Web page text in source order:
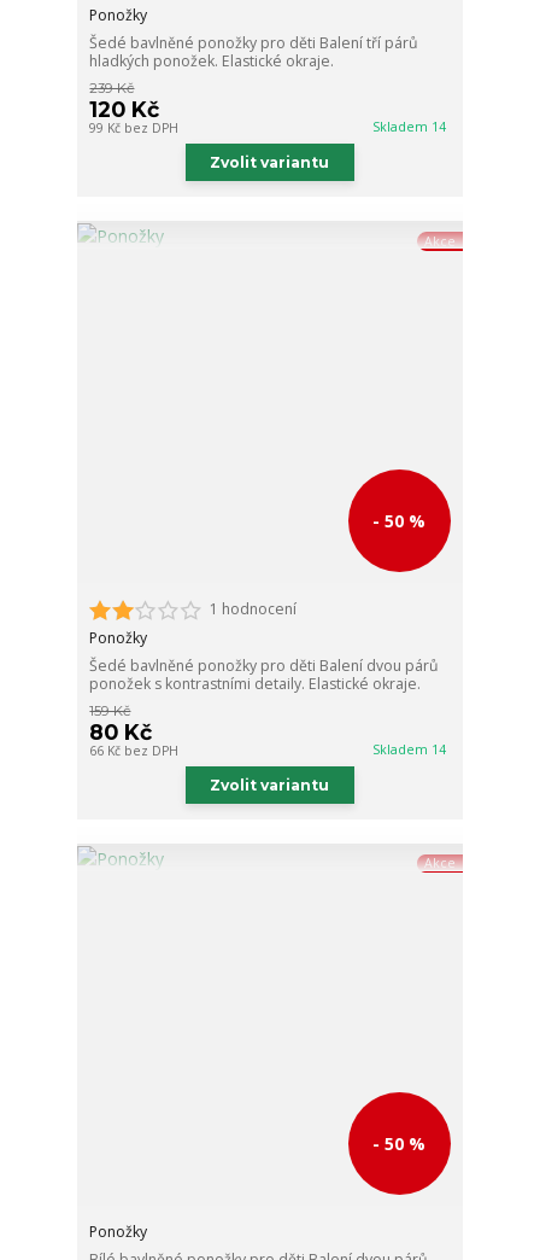
Ponožky
Šedé bavlněné ponožky pro děti Balení tří párů
hladkých ponožek. Elastické okraje.
239 Kč
120 Kč
99 Kč bez DPH Skladem 14
Zvolit variantu
Akce
- 50 %
1 hodnocení
Ponožky
Šedé bavlněné ponožky pro děti Balení dvou párů
ponožek s kontrastními detaily. Elastické okraje.
159 Kč
80 Kč
66 Kč bez DPH Skladem 14
Zvolit variantu
Akce
- 50 %
Ponožky